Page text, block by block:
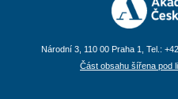
Národní 3, 110 00 Praha 1, Tel.:
Část obsahu šířena pod